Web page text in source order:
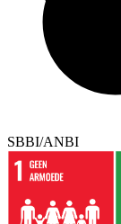
SBBI/ANBI